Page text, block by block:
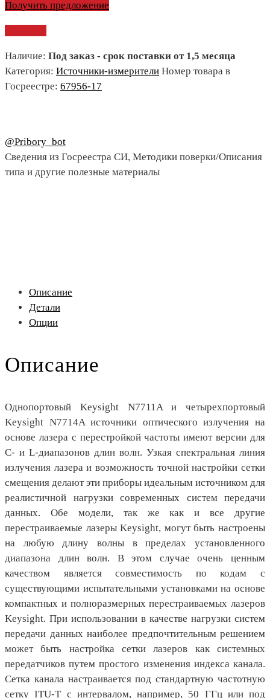
Получить предложение
Наличие: Под заказ - срок поставки от 1,5 месяца
Категория: Источники-измерители Номер товара в
Госреестре: 67956-17
@Pribory_bot
Сведения из Госреестра СИ, Методики поверки/Описания
типа и другие полезные материалы
Описание
Детали
Опции
Описание
Однопортовый Keysight N7711A и четырехпортовый
Keysight N7714A источники оптического излучения на
основе лазера с перестройкой частоты имеют версии для
C- и L-диапазонов длин волн. Узкая спектральная линия
излучения лазера и возможность точной настройки сетки
смещения делают эти приборы идеальным источником для
реалистичной нагрузки современных систем передачи
данных. Обе модели, так же как и все другие
перестраиваемые лазеры Keysight, могут быть настроены
на любую длину волны в пределах установленного
диапазона длин волн. В этом случае очень ценным
качеством является совместимость по кодам с
существующими испытательными установками на основе
компактных и полноразмерных перестраиваемых лазеров
Keysight. При использовании в качестве нагрузки систем
передачи данных наиболее предпочтительным решением
может быть настройка сетки лазеров как системных
передатчиков путем простого изменения индекса канала.
Сетка канала настраивается под стандартную частотную
сетку ITU-T с интервалом, например, 50 ГГц или под